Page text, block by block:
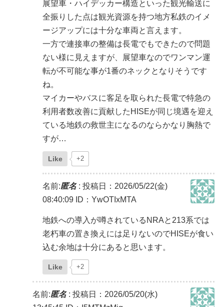
展望車・ハイデッカー構造といった観光輸送に
全振りした点は観光資源を持つ地方私鉄のイメ
ージアップには十分な車両と言えます。
一方で連接車の整備は長電でもできたので問題
ない様に見えますが、展望車なのでワンマン運
転が不可能な事が1番のネックとなりそうです
ね。
マイカーやバスに客足を取られた長電で特急の
利用者数改善に貢献したHISEが同じ境遇を迎え
ている地鉄の救世主になるのならかなり胸熱で
すが…
Like +2
名前:匿名: 投稿日：2026/05/22(金)
08:40:09 ID：YwOTIxMTA
地鉄への導入が噂されているNRAと213系では
老朽車の置き換えには足りないのでHISEが食い
込む余地は十分にあると思います。
Like +2
名前:匿名: 投稿日：2026/05/20(水)